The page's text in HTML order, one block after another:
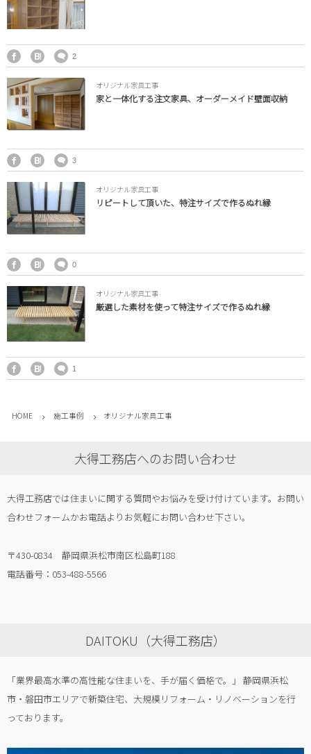
2
オリジナル家具工事
家と一体化する注文家具、オーダーメイド壁面収納
3
オリジナル家具工事
リピートして頂いた、特注サイズで作るぬれ縁
0
オリジナル家具工事
厳選した素材を使って特注サイズで作るぬれ縁
1
HOME 施工事例 オリジナル家具工事
大得工務店へのお問い合わせ
大得工務店では住まいに関する質問やお悩みを受け付けています。お問い
合わせフォームかお電話よりお気軽にお問い合わせ下さい。
〒430-0834 静岡県浜松市南区松島町188
電話番号：053-488-5566
DAITOKU（大得工務店）
「業界最高水準の高性能な住まいを、手が届く価格で。」 静岡県浜松
市・磐田市エリアで新築住宅、大規模リフォーム・リノベーションを行
っております。